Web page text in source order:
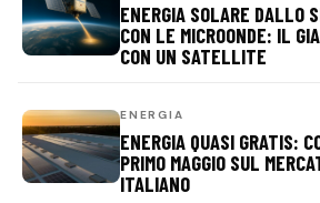
ENERGIA SOLARE DALLO
CON LE MICROONDE: IL
CON UN SATELLITE
ENERGIA
ENERGIA QUASI GRATIS:
PRIMO MAGGIO SUL
ITALIANO